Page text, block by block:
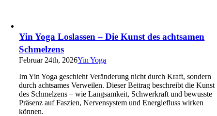
Yin Yoga Loslassen – Die Kunst des achtsamen
Schmelzens
Februar 24th, 2026Yin Yoga
Im Yin Yoga geschieht Veränderung nicht durch Kraft, sondern
durch achtsames Verweilen. Dieser Beitrag beschreibt die Kunst
des Schmelzens – wie Langsamkeit, Schwerkraft und bewusste
Präsenz auf Faszien, Nervensystem und Energiefluss wirken
können.